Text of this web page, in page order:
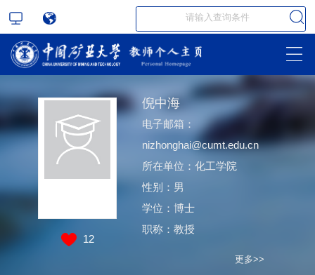
12
倪中海
电子邮箱：
nizhonghai@cumt.edu.cn
所在单位：化工学院
性别：男
学位：博士
职称：教授
更多>>